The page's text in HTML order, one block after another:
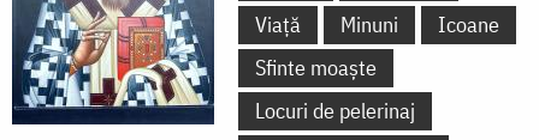
Viață
Minuni
Icoane
Sfinte moaște
Locuri de pelerinaj